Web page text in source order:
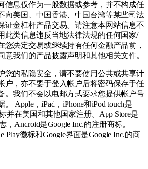
信息仅作为一般数据或参考，并不构成任
向美国、中国香港、中国台湾等某些司法
证金杠杆产品交易。请注意本网站信息不
此类信息违反当地法律法规的任何国家/
您决定交易或继续持有任何金融产品前，
意我们的产品披露声明和其他相关文件。
您的私隐安全，请不要使用公共或共享计
户，亦不要于登入帐户后将密码保存于任
。我们不会以电邮方式要求您提供帐户号
Apple，iPad，iPhone和iPod touch是
并在美国和其他国家注册。App Store是
，Android是Google Inc.的注册商标。
Play徽标和Google界面是Google Inc.的商